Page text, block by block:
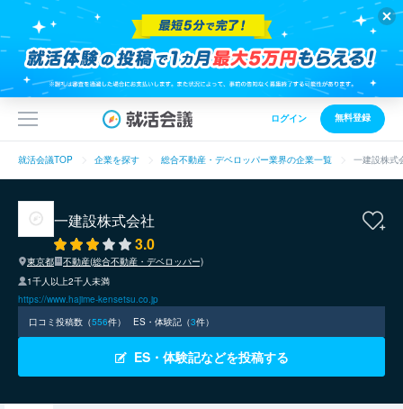
ログイン 無料登録
就活会議TOP 企業を探す 総合不動産・デベロッパー業界の企業一覧 一建設株式
一建設株式会社
3.0
東京都
不動産(総合不動産・デベロッパー)
1千人以上2千人未満
https://www.hajime-kensetsu.co.jp
口コミ投稿数（556件） ES・体験記（3件）
ES・体験記などを投稿する